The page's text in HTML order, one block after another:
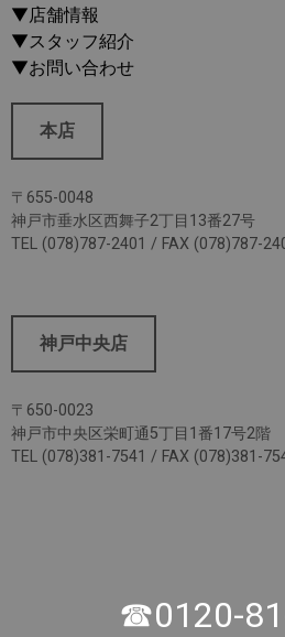
▼店舗情報
▼スタッフ紹介
▼お問い合わせ
本店
〒655-0048
神戸市垂水区西舞子2丁目13番27号
TEL (078)787-2401 / FAX (078)787-
神戸中央店
〒650-0023
神戸市中央区栄町通5丁目1番17号2階
TEL (078)381-7541 / FAX (078)381-
☎0120-